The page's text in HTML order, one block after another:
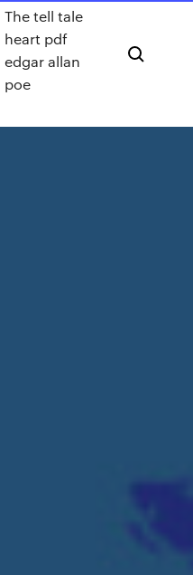
The tell tale
heart pdf
edgar allan
poe